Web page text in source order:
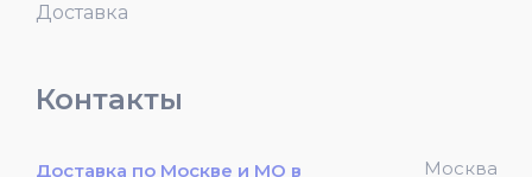
Доставка
Контакты
Доставка по Москве и МО в Москва